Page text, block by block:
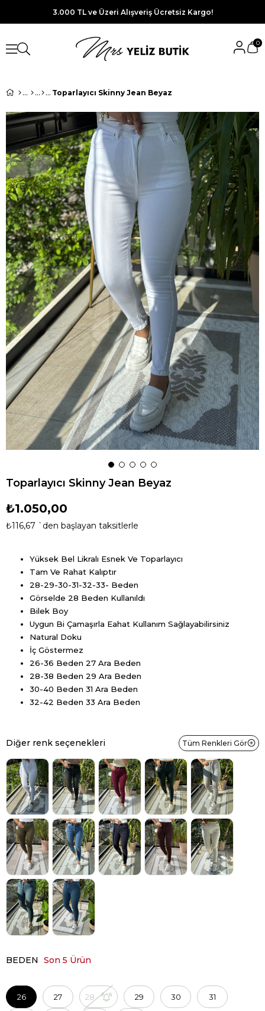
3.000 TL ve Üzeri Alışveriş Ücretsiz Kargo!
0
Toparlayıcı Skinny Jean Beyaz
Toparlayıcı Skinny Jean Beyaz
₺1.050,00
₺116,67 `den başlayan taksitlerle
Yüksek Bel Likralı Esnek Ve Toparlayıcı
Tam Ve Rahat Kalıptır
28-29-30-31-32-33- Beden
Görselde 28 Beden Kullanıldı
Bilek Boy
Uygun Bi Çamaşırla Eahat Kullanım Sağlayabilirsiniz
Natural Doku
İç Göstermez
26-36 Beden 27 Ara Beden
28-38 Beden 29 Ara Beden
30-40 Beden 31 Ara Beden
32-42 Beden 33 Ara Beden
Diğer renk seçenekleri Tüm Renkleri Gör
Tükendi
BEDEN Son 5 Ürün
26 27 28 29 30 31